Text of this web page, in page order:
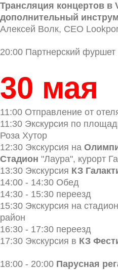
Трансляция концертов в
дополнительный
Алексей Волк, СЕО
20:00 Партнерский фуршет
30 мая
11:00 Отправление от
11:30 Экскурсия по
Роза Хутор
12:30 Экскурсия на
Стадион "Лаура", курорт
13:30 Экскурсия КЗ
14:00 - 14:30 Обед
14:30 - 15:30 переезд
15:30 Экскурсия на стадион
район
16:30 - 17:30 переезд
17:30 Экскурсия в КЗ
18:00 - 20:00 Парусная